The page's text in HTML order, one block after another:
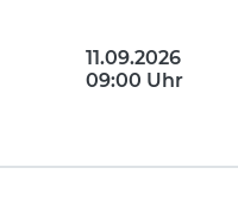
11.09.2026
09:00 Uhr